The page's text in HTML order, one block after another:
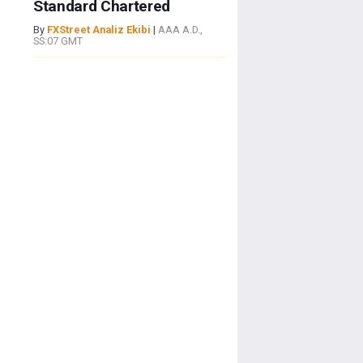
Standard Chartered
By FXStreet Analiz Ekibi | AAA A.D.,
SS:07 GMT